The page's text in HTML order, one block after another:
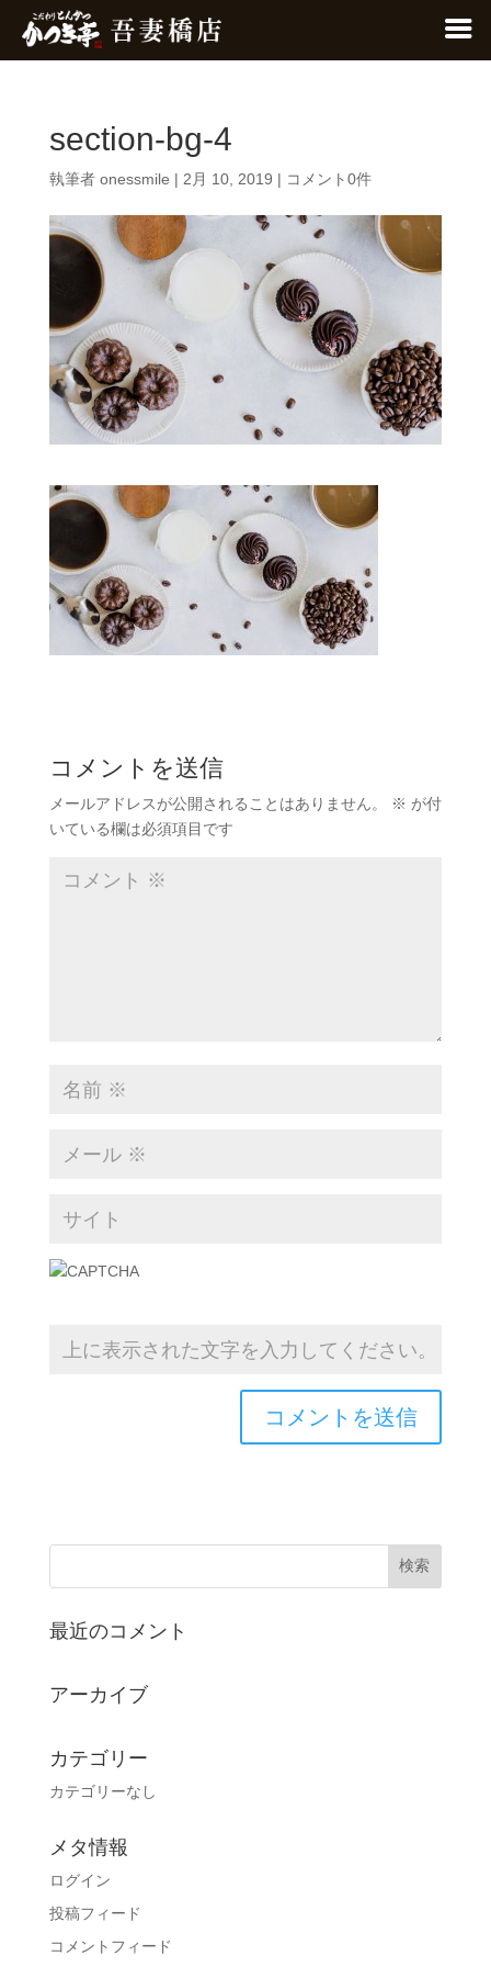
section-bg-4
執筆者 onessmile | 2月 10, 2019 | コメント0件
コメントを送信
メールアドレスが公開されることはありません。 ※ が付
いている欄は必須項目です
最近のコメント
アーカイブ
カテゴリー
カテゴリーなし
メタ情報
ログイン
投稿フィード
コメントフィード